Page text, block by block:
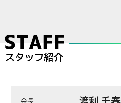
会長 渡利 千春